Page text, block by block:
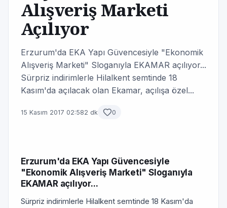
Alışveriş Marketi
Açılıyor
Erzurum'da EKA Yapı Güvencesiyle "Ekonomik
Alışveriş Marketi" Sloganıyla EKAMAR açılıyor...
Sürpriz indirimlerle Hilalkent semtinde 18
Kasım'da açılacak olan Ekamar, açılışa özel...
15 Kasım 2017 02:582 dk 0
Erzurum'da EKA Yapı Güvencesiyle
"Ekonomik Alışveriş Marketi" Sloganıyla
EKAMAR açılıyor...
Sürpriz indirimlerle Hilalkent semtinde 18 Kasım'da